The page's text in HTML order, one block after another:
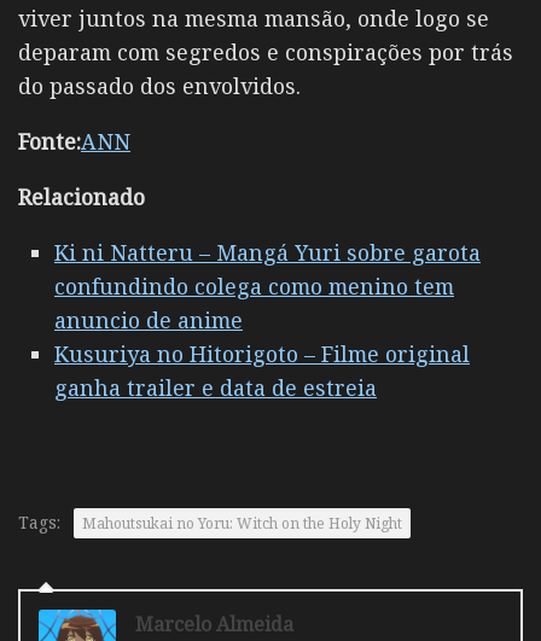
viver juntos na mesma mansão, onde logo se
deparam com segredos e conspirações por trás
do passado dos envolvidos.
Fonte:ANN
Relacionado
Ki ni Natteru – Mangá Yuri sobre garota
confundindo colega como menino tem
anuncio de anime
Kusuriya no Hitorigoto – Filme original
ganha trailer e data de estreia
Tags: Mahoutsukai no Yoru: Witch on the Holy Night
Marcelo Almeida